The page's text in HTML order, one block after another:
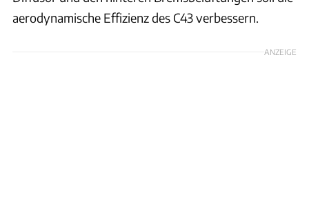
aerodynamische Effizienz des C43 verbessern.
ANZEIGE